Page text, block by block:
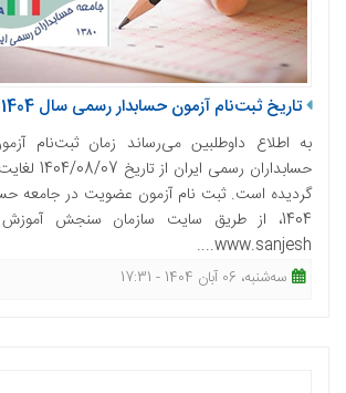
تاریخ ثبت‌نام آزمون حسابدار رسمی سال 1404 اعلام شد
به اطلاع داوطلبین می‌رساند زمان ثبت‌نام
گردیده است. ثبت نام آزمون عضویت در جامعه
1404، از طریق سایت سازمان سنجش
www.sanjesh....
ﺳﻪشنبه، 06 آبان 1404 - 17:31